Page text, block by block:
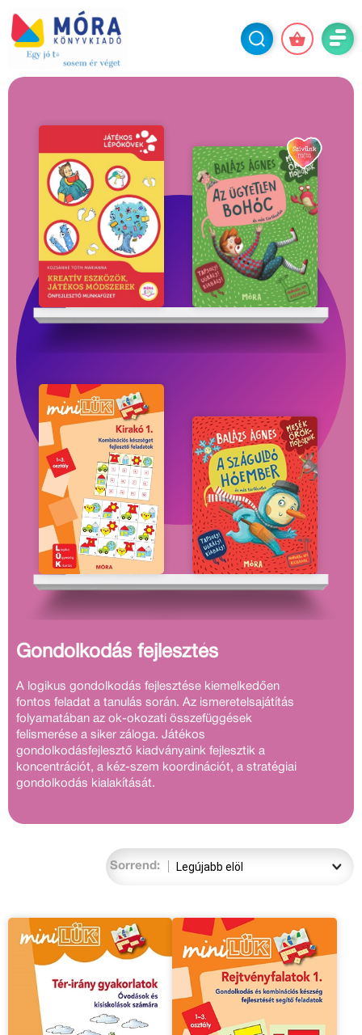
Gondolkodás fejlesztés
A logikus gondolkodás fejlesztése kiemelkedően
fontos feladat a tanulás során. Az ismeretelsajátítás
folyamatában az ok-okozati összefüggések
felismerése a siker záloga. Játékos
gondolkodásfejlesztő kiadványaink fejlesztik a
koncentrációt, a kéz-szem koordinációt, a stratégiai
gondolkodás kialakítását.
Sorrend: